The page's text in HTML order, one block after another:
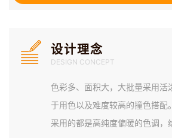
设计理念
DESIGN CONCEPT
色彩多、面积大，大批量采用活
于用色以及难度较高的撞色搭配。
采用的都是高纯度偏暖的色调，